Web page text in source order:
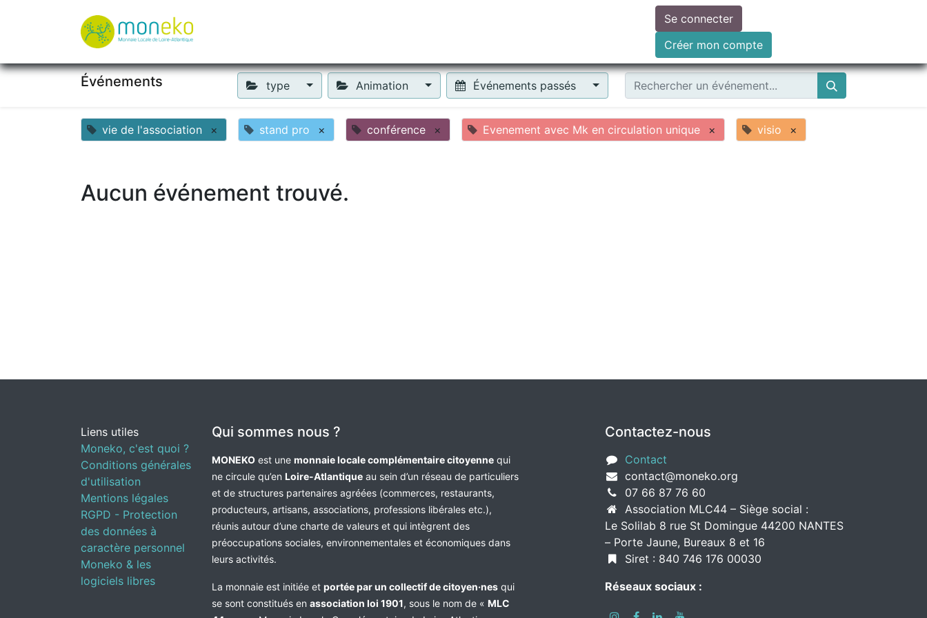
Faire un don
Se connecter
Créer mon compte
Événements type Animation Événements passés
vie de l'association × stand pro × conférence × Evenement avec Mk en circulation unique × visio ×
Aucun événement trouvé.
Liens utiles
Moneko, c'est quoi ?
Conditions générales
d'utilisation
Mentions légales
RGPD - Protection
des données à
caractère personnel
Moneko & les
logiciels libres
Qui sommes nous ?
MONEKO est une monnaie locale complémentaire citoyenne qui
ne circule qu’en Loire-Atlantique au sein d’un réseau de particuliers
et de structures partenaires agréées (commerces, restaurants,
producteurs, artisans, associations, professions libérales etc.),
réunis autour d’une charte de valeurs et qui intègrent des
préoccupations sociales, environnementales et économiques dans
leurs activités.
La monnaie est initiée et portée par un collectif de citoyen·nes qui
se sont constitués en association loi 1901, sous le nom de « MLC
Contactez-nous
Contact
contact@moneko.org
07 66 87 76 60
Association MLC44 – Siège social :
Le Solilab 8 rue St Domingue 44200 NANTES
– Porte Jaune, Bureaux 8 et 16
Siret : 840 746 176 00030
Réseaux sociaux :